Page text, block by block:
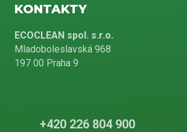
KONTAKTY
ECOCLEAN spol. s.r.o.
Mladoboleslavská 968
197 00 Praha 9
+420 226 804 900